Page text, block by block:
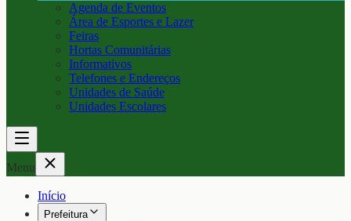
Agenda de Eventos
Área de Esportes e Lazer
Feiras
Hortas Comunitárias
Informativos
Telefones e Endereços
Unidades de Saúde
Unidades Escolares
Menu
Início
Prefeitura